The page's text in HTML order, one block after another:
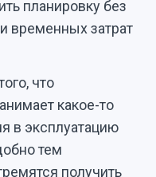
планировку без
временных затрат
что
какое-то
в эксплуатацию
тем
получить